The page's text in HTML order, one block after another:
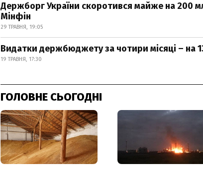
Держборг України скоротився майже на 200
Мінфін
29 ТРАВНЯ, 19:05
Видатки держбюджету за чотири місяці – на
19 ТРАВНЯ, 17:30
ГОЛОВНЕ СЬОГОДНІ